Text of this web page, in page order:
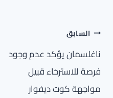
تصفّح
المقالات
السابق
ناغلسمان يؤكد عدم وجود
فرصة للاسترخاء قبيل
مواجهة كوت ديفوار